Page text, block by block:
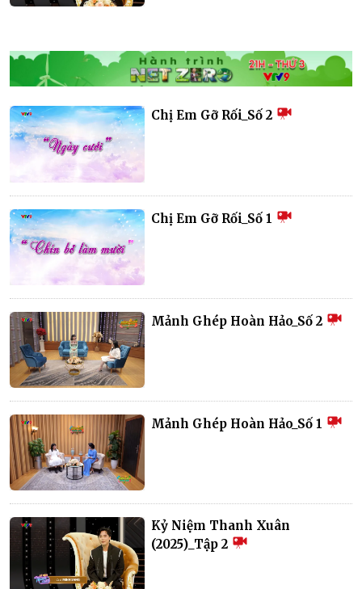
Chị Em Gỡ Rối_Số 2
Chị Em Gỡ Rối_Số 1
Mảnh Ghép Hoàn Hảo_Số 2
Mảnh Ghép Hoàn Hảo_Số 1
Kỷ Niệm Thanh Xuân
(2025)_Tập 2